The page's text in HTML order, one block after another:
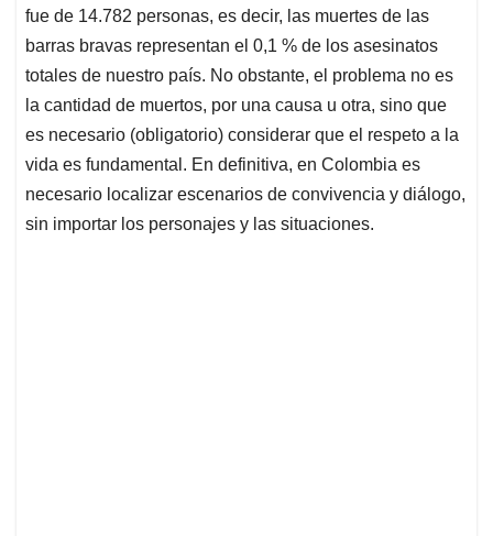
fue de 14.782 personas, es decir, las muertes de las
barras bravas representan el 0,1 % de los asesinatos
totales de nuestro país. No obstante, el problema no es
la cantidad de muertos, por una causa u otra, sino que
es necesario (obligatorio) considerar que el respeto a la
vida es fundamental. En definitiva, en Colombia es
necesario localizar escenarios de convivencia y diálogo,
sin importar los personajes y las situaciones.